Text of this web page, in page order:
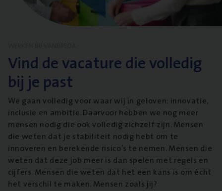
Vind de vacature die volledig
bij je past
We gaan volledig voor waar wij in geloven: innovatie,
inclusie en ambitie. Daarvoor hebben we nog meer
mensen nodig die ook volledig zichzelf zijn. Mensen
die weten dat je stabiliteit nodig hebt om te
innoveren en berekende risico’s te nemen. Mensen die
weten dat deze job meer is dan spelen met regels en
cijfers. Mensen die weten dat het een kans is om écht
het verschil te maken. Mensen zoals jij?